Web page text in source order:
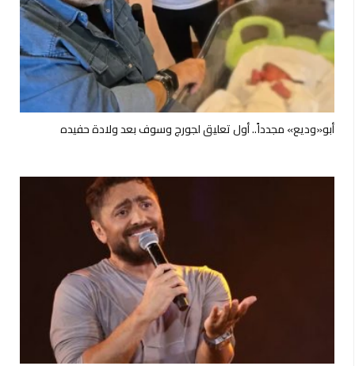
أبو«وديع» مجدداً.. أول تعليق لجورج وسوف بعد ولادة حفيده